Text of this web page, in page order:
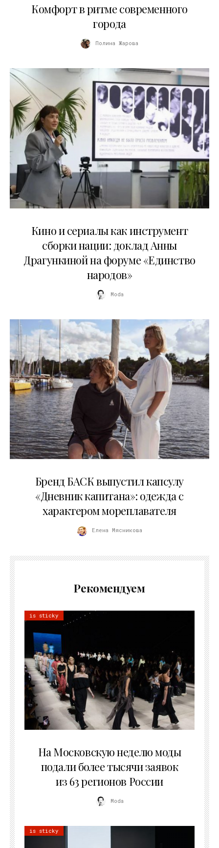
Комфорт в ритме современного
города
Полина Жарова
Кино и сериалы как инструмент
сборки нации: доклад Анны
Драгункиной на форуме «Единство
народов»
Moda
Бренд БАСК выпустил капсулу
«Дневник капитана»: одежда с
характером мореплавателя
Елена Мясникова
Рекомендуем
is sticky
На Московскую неделю моды
подали более тысячи заявок
из 63 регионов России
Moda
is sticky